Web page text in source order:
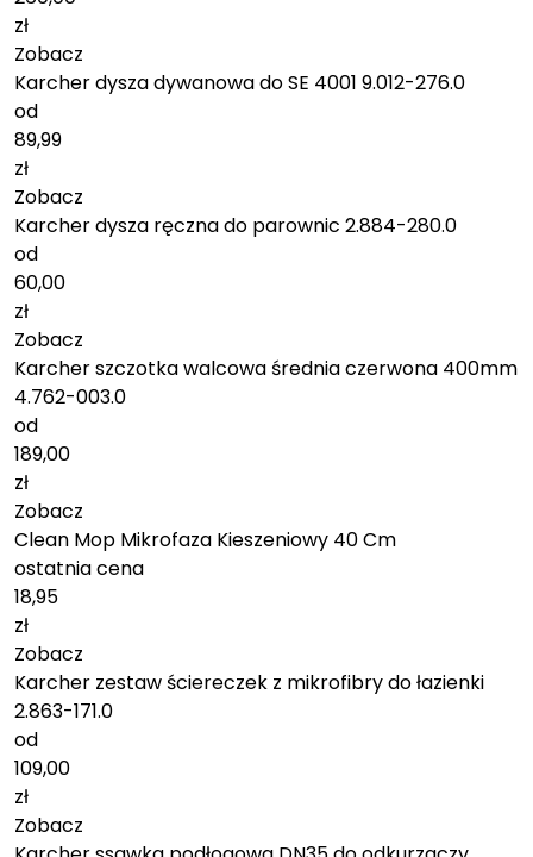
zł
Zobacz
Karcher dysza dywanowa do SE 4001 9.012-276.0
od
89,99
zł
Zobacz
Karcher dysza ręczna do parownic 2.884-280.0
od
60,00
zł
Zobacz
Karcher szczotka walcowa średnia czerwona 400mm
4.762-003.0
od
189,00
zł
Zobacz
Clean Mop Mikrofaza Kieszeniowy 40 Cm
ostatnia cena
18,95
zł
Zobacz
Karcher zestaw ściereczek z mikrofibry do łazienki
2.863-171.0
od
109,00
zł
Zobacz